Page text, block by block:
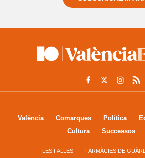
València Comarques Política
Cultura
Successos
LES FALLES FARMÀCIES DE